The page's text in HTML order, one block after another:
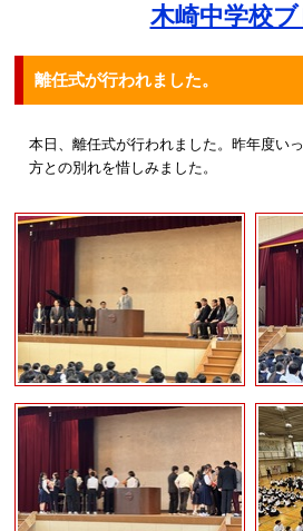
木崎中学校
離任式が行われました。
本日、離任式が行われました。昨年度い
方との別れを惜しみました。